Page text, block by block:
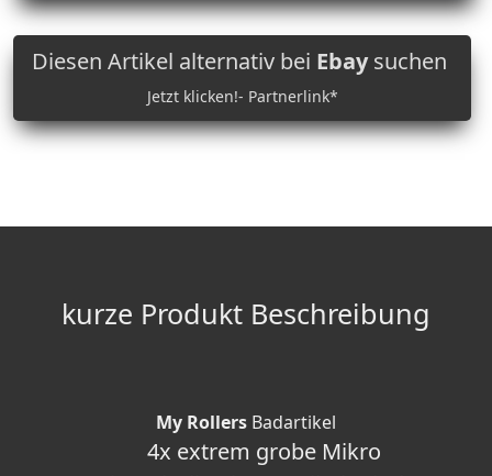
Diesen Artikel alternativ bei Ebaysuchen
Jetzt klicken!- Partnerlink*
kurze Produkt Beschreibung
My Rollers Badartikel
4x extrem grobe Mikro